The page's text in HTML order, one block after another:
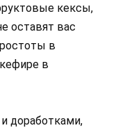
кексы,
оставят вас
в
в
доработками,